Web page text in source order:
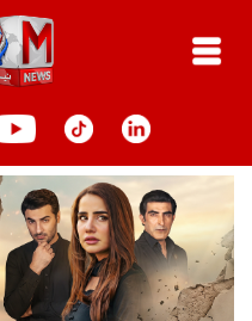
content